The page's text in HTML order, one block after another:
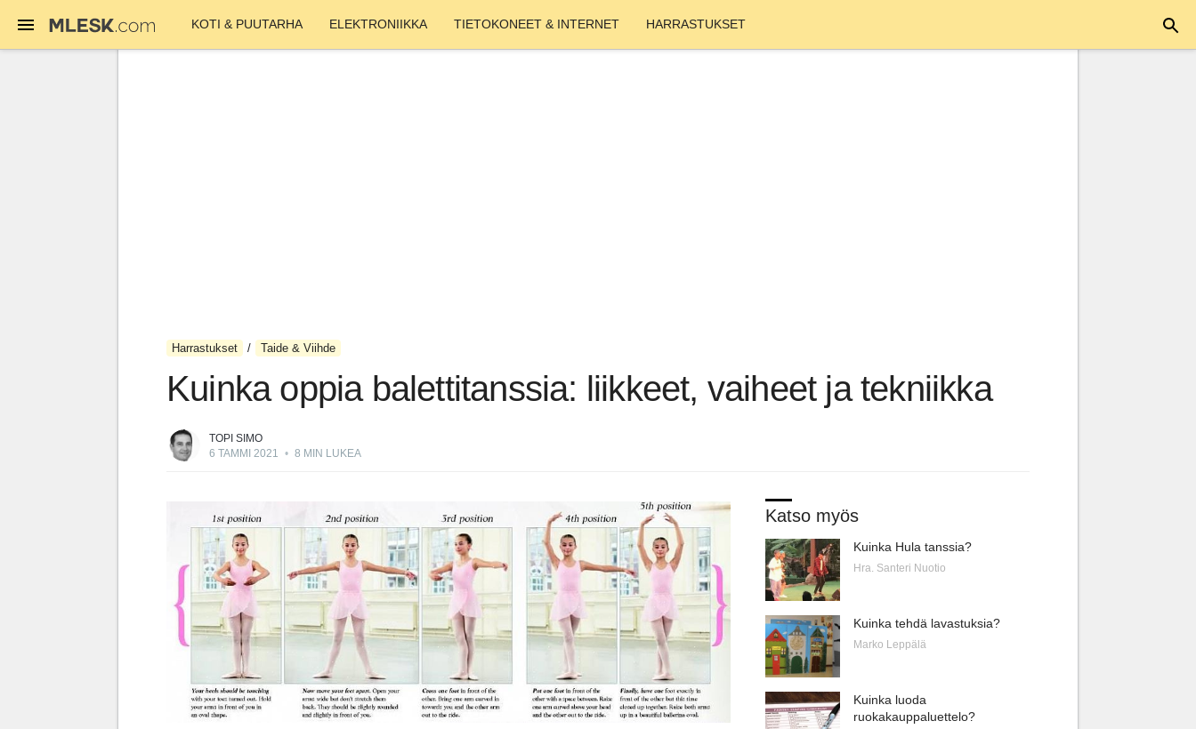
KOTI & PUUTARHA ELEKTRONIIKKA TIETOKONEET & INTERNET HARRASTUKSET
Harrastukset Taide & Viihde
Kuinka oppia balettitanssia: liikkeet, vaiheet ja tekniikka
TOPI SIMO
6 TAMMI 2021 • 8 MIN LUKEA
Katso myös
Kuinka Hula tanssia?
Hra. Santeri Nuotio
Kuinka tehdä lavastuksia?
Marko Leppälä
Kuinka luoda
ruokakauppaluettelo?